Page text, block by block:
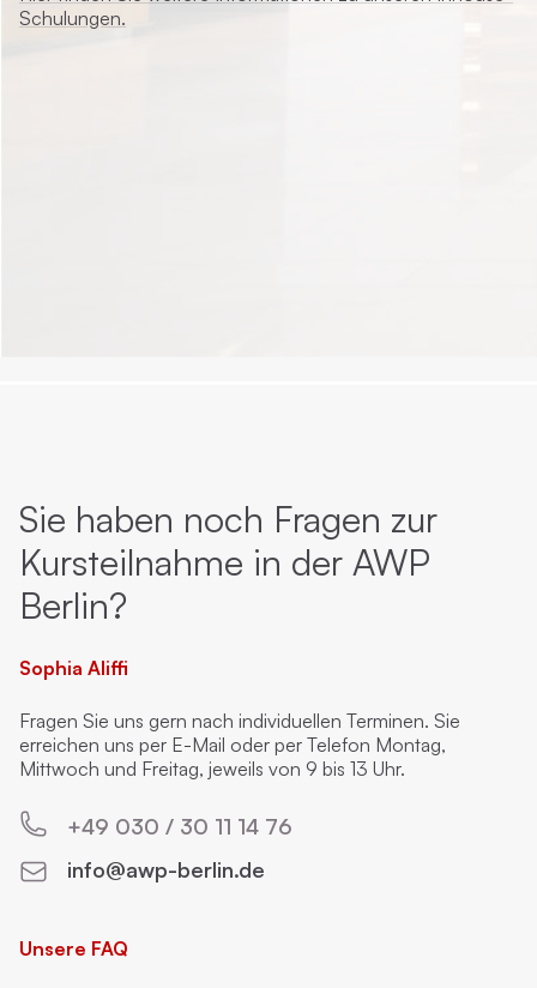
Schulungen.
Sie haben noch Fragen zur
Kursteilnahme in der AWP
Berlin?
Sophia Aliffi
Fragen Sie uns gern nach individuellen Terminen. Sie
erreichen uns per E-Mail oder per Telefon Montag,
Mittwoch und Freitag, jeweils von 9 bis 13 Uhr.
+49 030 / 30 11 14 76
info@awp-berlin.de
Unsere FAQ